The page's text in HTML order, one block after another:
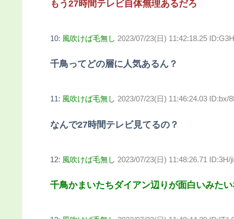
もう27時間テレビ自体無理あるだろ
10: 風吹けば毛無し 2023/07/23(日) 11:42:18.25
千鳥ってどの層に人気あるん？
11: 風吹けば毛無し 2023/07/23(日) 11:46:24.03 ID:bx/
なんで27時間テレビ見てるの？
12: 風吹けば毛無し 2023/07/23(日) 11:48:26.71 ID:3H/
千鳥かまいたちダイアン辺りが面白いみた